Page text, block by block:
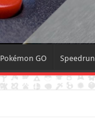
Pokémon GO Speedrun